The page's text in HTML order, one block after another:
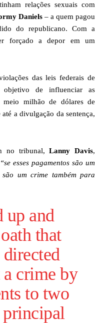
relações sexuais com
Daniels– a quem pagou
do republicano. Com a
forçado a depor em um
das leis federais de
objetivo de influenciar as
meio milhão de dólares de
a divulgação da sentença,
no tribunal,Lanny Davis,
“se esses pagamentos são um
um crime também para
up and
that
crime by
to two